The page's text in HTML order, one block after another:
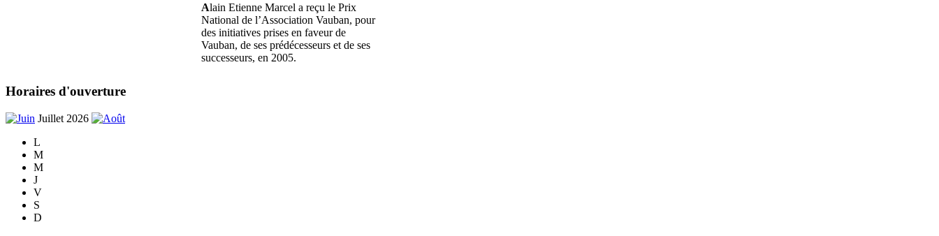
Alain Etienne Marcel a reçu le Prix
National de l’Association Vauban, pour
des initiatives prises en faveur de
Vauban, de ses prédécesseurs et de ses
successeurs, en 2005.
Horaires d'ouverture
Juillet 2026
L
M
M
J
V
S
D